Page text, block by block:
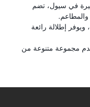
في سيول، تضم
إطلالة رائعة
مجموعة متنوعة من